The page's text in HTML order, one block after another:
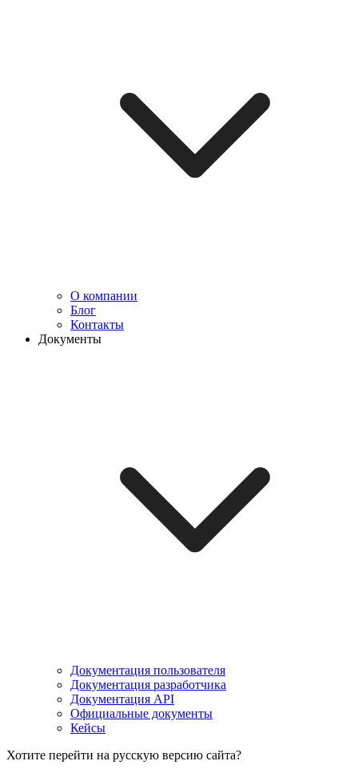
О компании
Блог
Контакты
Документы
Документация пользователя
Документация разработчика
Документация API
Официальные документы
Кейсы
Хотите перейти на русскую версию сайта?